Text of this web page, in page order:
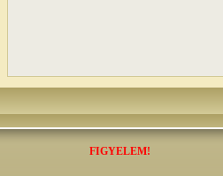
FIGYELEM!